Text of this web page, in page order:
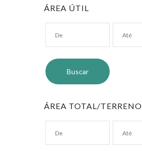
ÁREA ÚTIL
ÁREA TOTAL/TERRENO